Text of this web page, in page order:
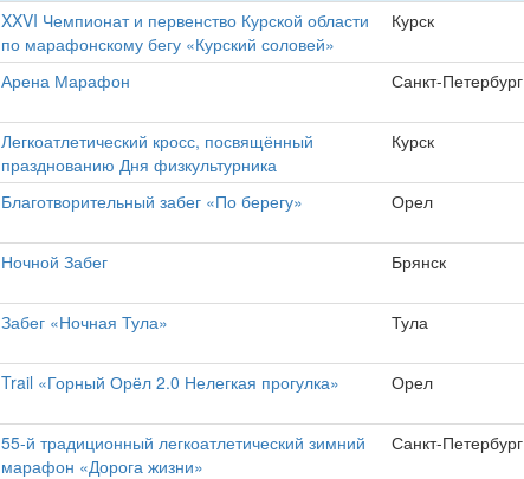
XXVI Чемпионат и первенство Курской области
по марафонскому бегу «Курский соловей»
Курск
Арена Марафон Санкт-Петербург
Легкоатлетический кросс, посвящённый
празднованию Дня физкультурника
Курск
Благотворительный забег «По берегу» Орел
Ночной Забег Брянск
Забег «Ночная Тула» Тула
Trail «Горный Орёл 2.0 Нелегкая прогулка» Орел
55-й традиционный легкоатлетический зимний
марафон «Дорога жизни»
Санкт-Петербург